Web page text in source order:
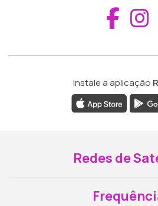
Instale a aplicação
Redes de